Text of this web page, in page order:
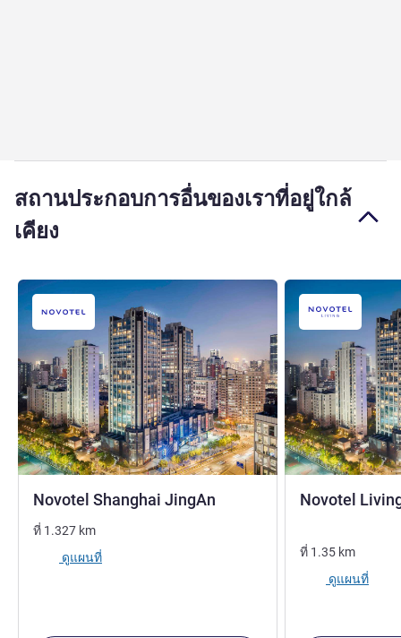
สถานประกอบการอื่นของเราที่อยู่ใกล้
เคียง
Novotel Shanghai JingAn
ที่ 1.327 km
ดูแผนที่
Novotel
ที่ 1.35 km
ดูแผนที่